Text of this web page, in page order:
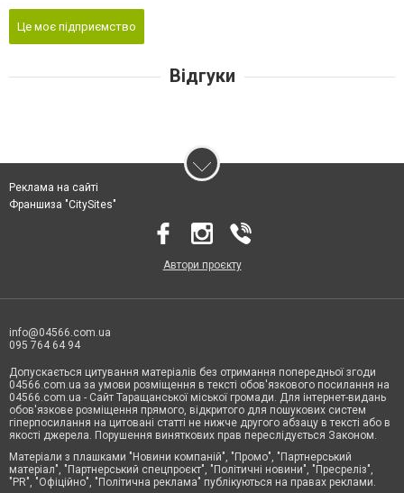
Це моє підприємство
Відгуки
Реклама на сайті
Франшиза "CitySites"
Автори проєкту
info@04566.com.ua
095 764 64 94
Допускається цитування матеріалів без отримання попередньої згоди
04566.com.ua за умови розміщення в тексті обов'язкового посилання на
04566.com.ua - Cайт Таращанської міської громади. Для інтернет-видань
обов'язкове розміщення прямого, відкритого для пошукових систем
гіперпосилання на цитовані статті не нижче другого абзацу в тексті або в
якості джерела. Порушення виняткових прав переслідується Законом.
Матеріали з плашками "Новини компаній", "Промо", "Партнерський
матеріал", "Партнерський спецпроєкт", "Політичні новини", "Пресреліз",
"PR", "Офіційно", "Політична реклама" публікуються на правах реклами.